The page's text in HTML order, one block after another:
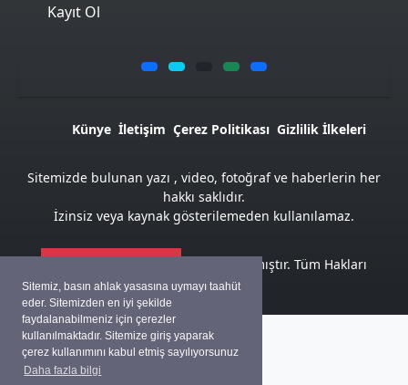
Sitemiz, basın ahlak yasasına uymayı taahüt
eder. Sitemizden en iyi şekilde
faydalanabilmeniz için çerezler
kullanılmaktadır. Sitemize giriş yaparak
çerez kullanımını kabul etmiş sayılıyorsunuz
Daha fazla bilgi
Kayıt Ol
Künye İletişim Çerez Politikası Gizlilik İlkeleri
Sitemizde bulunan yazı , video, fotoğraf ve haberlerin her
hakkı saklıdır.
İzinsiz veya kaynak gösterilemeden kullanılamaz.
ile hazırlanmıştır. Tüm Hakları
Saklıdır